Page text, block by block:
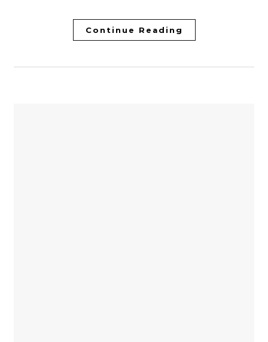
Continue Reading